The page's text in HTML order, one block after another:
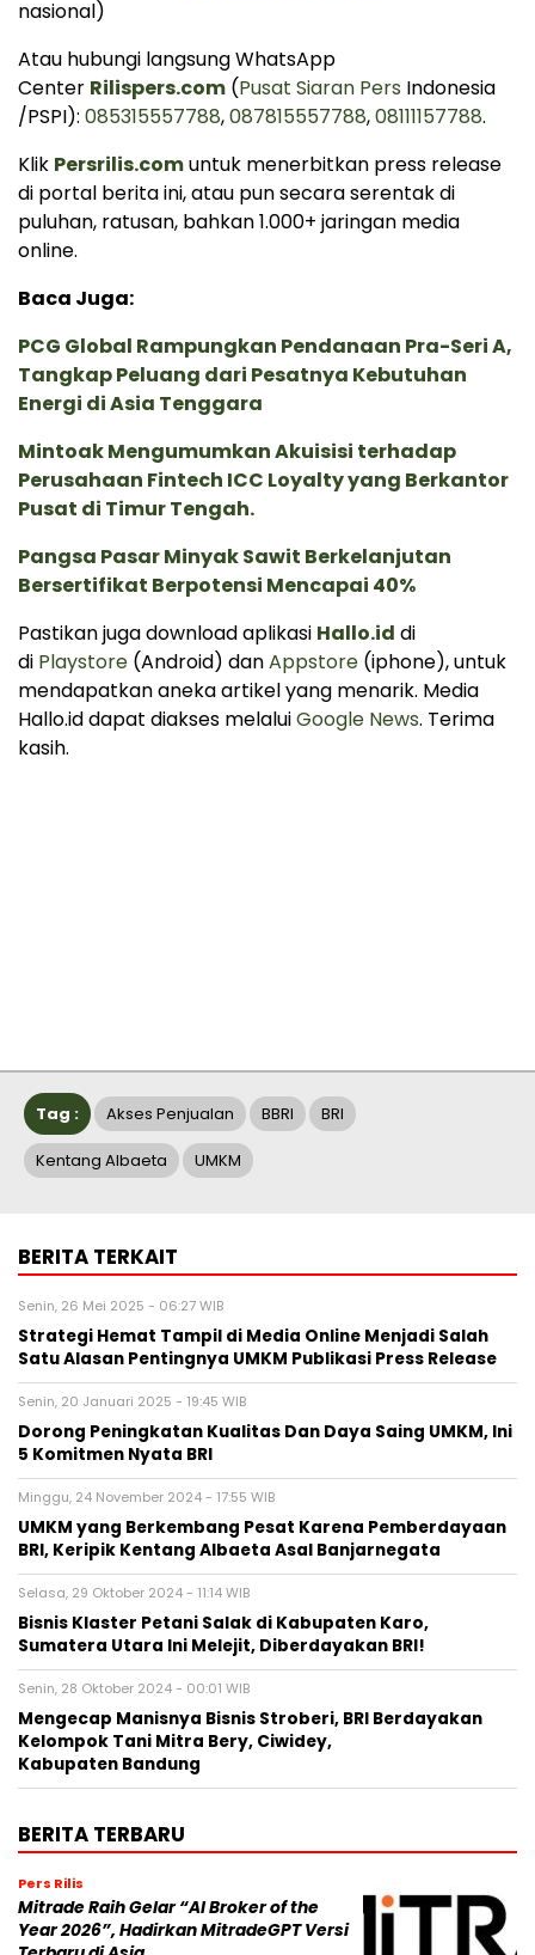
nasional)
Atau hubungi langsung WhatsApp
Center Rilispers.com (Pusat Siaran Pers Indonesia
/PSPI): 085315557788,087815557788,08111157788.
Klik Persrilis.comuntuk menerbitkan press release
di portal berita ini, atau pun secara serentak di
puluhan, ratusan, bahkan 1.000+ jaringan media
online.
Baca Juga:
PCG Global Rampungkan Pendanaan Pra-Seri A,
Tangkap Peluang dari Pesatnya Kebutuhan
Energi di Asia Tenggara
Mintoak Mengumumkan Akuisisi terhadap
Perusahaan Fintech ICC Loyalty yang Berkantor
Pusat di Timur Tengah.
Pangsa Pasar Minyak Sawit Berkelanjutan
Bersertifikat Berpotensi Mencapai 40%
Pastikan juga download aplikasi Hallo.id di
di Playstore (Android) danAppstore (iphone), untuk
mendapatkan aneka artikel yang menarik. Media
Hallo.id dapat diakses melaluiGoogle News. Terima
kasih.
Kentang Albaeta
BERITA TERKAIT
Strategi Hemat Tampil di Media Online Menjadi Salah
Senin, 20 Januari 2025 - 19:45 WIB
Dorong Peningkatan Kualitas Dan Daya Saing UMKM, Ini
5 Komitmen Nyata BRI
Minggu, 24 November 2024 - 17:55 WIB
UMKM yang Berkembang Pesat Karena Pemberdayaan
BRI, Keripik Kentang Albaeta Asal Banjarnegata
Selasa, 29 Oktober 2024 - 11:14 WIB
Bisnis Klaster Petani Salak di Kabupaten Karo,
Sumatera Utara Ini Melejit, Diberdayakan BRI!
Senin, 28 Oktober 2024 - 00:01 WIB
Mengecap Manisnya Bisnis Stroberi, BRI Berdayakan
Kelompok Tani Mitra Bery, Ciwidey,
Kabupaten Bandung
BERITA TERBARU
Mitrade Raih Gelar “AI Broker of the
Year 2026”, Hadirkan MitradeGPT Versi
Terbaru di Asia
Kamis, 6 Agu 2026 - 02:00 WIB
Pers Rilis